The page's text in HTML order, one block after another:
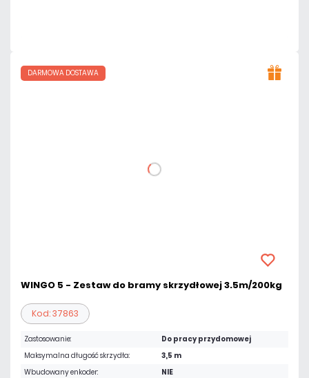
DARMOWA DOSTAWA
WINGO 5 - Zestaw do bramy skrzydłowej 3.5m/200kg
Kod: 37863
Zastosowanie:
Do pracy przydomowej
Maksymalna długość skrzydła:
3,5 m
Wbudowany enkoder:
NIE